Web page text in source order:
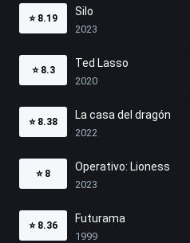
⭐ 8.19
Silo
2023
⭐ 8.3
Ted Lasso
2020
⭐ 8.38
La casa del dragón
2022
⭐ 8
Operativo: Lioness
2023
⭐ 8.36
Futurama
1999